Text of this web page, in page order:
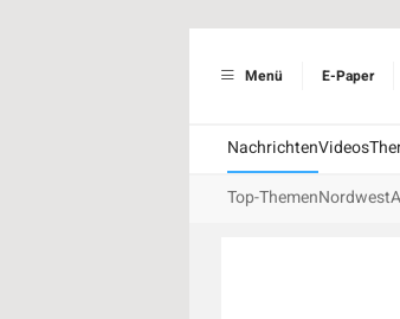
Menü E-Paper
NachrichtenVideos
Top-ThemenNordwest